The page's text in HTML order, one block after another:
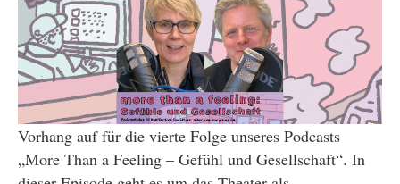
Vorhang auf für die vierte Folge unseres Podcasts
„More Than a Feeling – Gefühl und Gesellschaft“. In